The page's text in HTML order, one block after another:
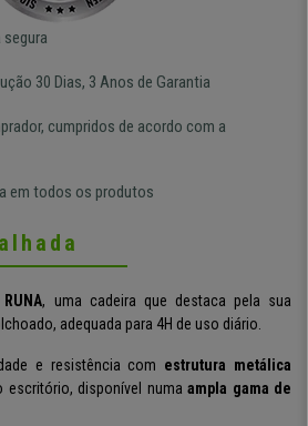
30 Dias, 3 Anos de Garantia
cumpridos de acordo com a
em todos os produtos
RUNA, uma cadeira que destaca pela sua
adequada para 4H de uso diário.
e resistência com estrutura metálica
escritório, disponível numa ampla gama de